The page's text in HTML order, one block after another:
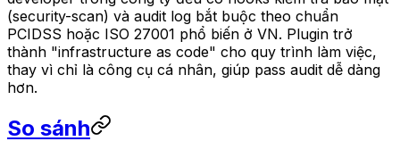
(security-scan) và audit log bắt buộc theo chuẩn
PCIDSS hoặc ISO 27001 phổ biến ở VN. Plugin trở
thành "infrastructure as code" cho quy trình làm việc,
thay vì chỉ là công cụ cá nhân, giúp pass audit dễ dàng
hơn.
So sánh